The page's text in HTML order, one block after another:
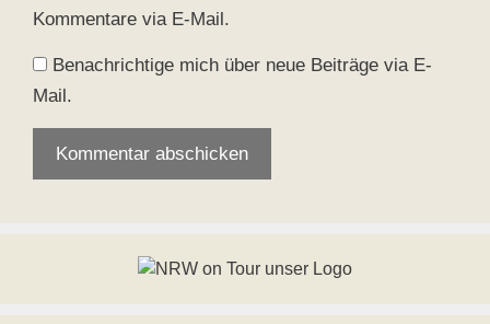
Kommentare via E-Mail.
Benachrichtige mich über neue Beiträge via E-
Mail.